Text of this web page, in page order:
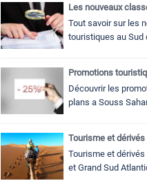
Les nouveaux
Tout savoir sur les
touristiques au Sud
Promotions
Découvrir les
plans a Souss
Tourisme et dérivés
Tourisme et
et Grand Sud